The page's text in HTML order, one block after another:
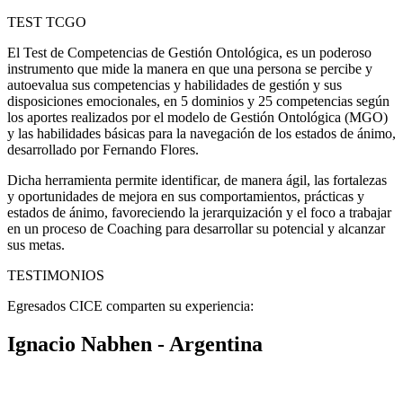
TEST TCGO
El Test de Competencias de Gestión Ontológica, es un poderoso
instrumento que mide la manera en que una persona se percibe y
autoevalua sus competencias y habilidades de gestión y sus
disposiciones emocionales, en 5 dominios y 25 competencias según
los aportes realizados por el modelo de Gestión Ontológica (MGO)
y las habilidades básicas para la navegación de los estados de ánimo,
desarrollado por Fernando Flores.
Dicha herramienta permite identificar, de manera ágil, las fortalezas
y oportunidades de mejora en sus comportamientos, prácticas y
estados de ánimo, favoreciendo la jerarquización y el foco a trabajar
en un proceso de Coaching para desarrollar su potencial y alcanzar
sus metas.
TESTIMONIOS
Egresados CICE comparten su experiencia:
Ignacio Nabhen - Argentina